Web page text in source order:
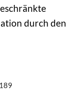
durch den